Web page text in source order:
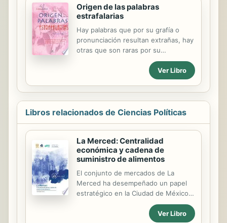
más adecuado del presente y del
futuro.
Origen de las palabras
estrafalarias
Hay palabras que por su grafía o
pronunciación resultan extrañas, hay
otras que son raras por su
significado o por los cambios o usos
curiosos que se han hecho de ellas.
Esta recopilación de historia, leyenda
y anécdotas sobre las palabras más
inusuales p
Ver Libro
Libros relacionados de Ciencias Políticas
La Merced: Centralidad
económica y cadena de
suministro de alimentos
El conjunto de mercados de La
Merced ha desempeñado un papel
estratégico en la Ciudad de México y
su área metropolitana, en la medida
en que ha sido el nodo principal de
Ver Libro